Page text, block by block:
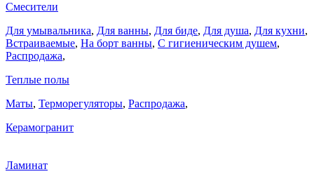
Смесители
Для умывальника, Для ванны, Для биде, Для душа, Для кухни,
Встраиваемые, На борт ванны, C гигиеническим душем,
Распродажа,
Теплые полы
Маты, Терморегуляторы, Распродажа,
Керамогранит
Ламинат